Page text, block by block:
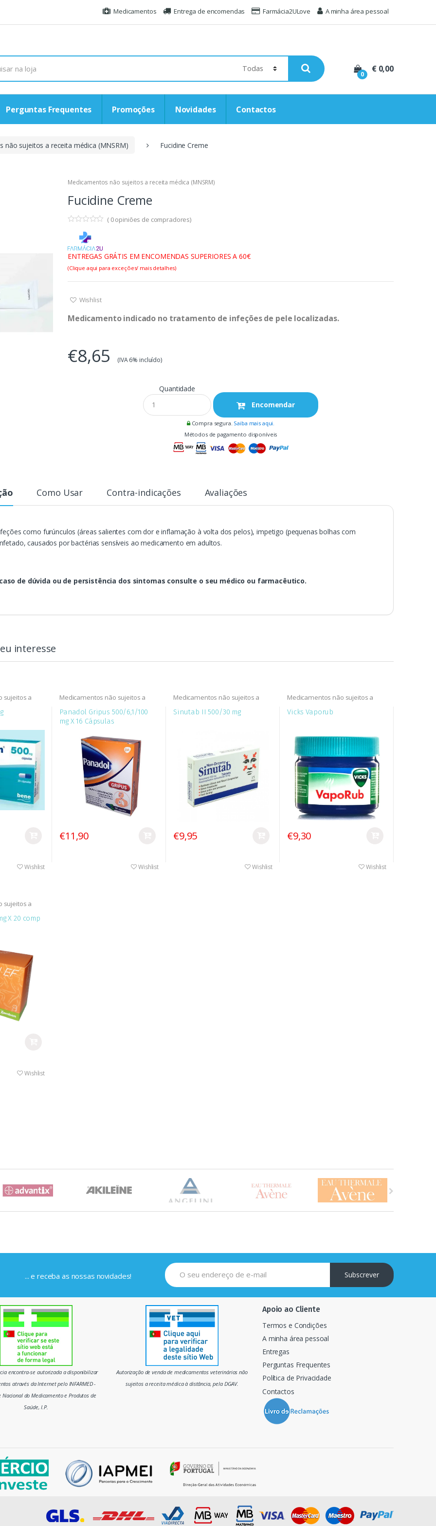
Medicamentos Entrega de encomendas Farmácia2ULove A minha área pessoal
0
€ 0,00
Perguntas Frequentes Promoções Novidades Contactos
não sujeitos a receita médica (MNSRM) Fucidine Creme
Medicamentos não sujeitos a receita médica (MNSRM)
Fucidine Creme
( 0opiniões de compradores)
ENTREGAS GRÁTIS EM ENCOMENDAS SUPERIORES A 60€
(Clique aqui para exceções/ mais detalhes)
Wishlist
Medicamento indicado no tratamento de infeções de pele localizadas.
€8,65 (IVA 6% incluído)
Quantidade
Encomendar
Compra segura. Saiba mais aqui.
Métodos de pagamento disponíveis
Como Usar Contra-indicações Avaliações
como furúnculos (áreas salientes com dor e inflamação à volta dos pelos), impetigo (pequenas bolhas com
causados por bactérias sensíveis ao medicamento em adultos.
de dúvida ou de persistência dos sintomas consulte o seu médico ou farmacêutico.
interesse
sujeitos a
Wishlist
Medicamentos não sujeitos a
receita médica (MNSRM)
Panadol Gripus 500/6,1/100
mg X 16 Cápsulas
€11,90
Wishlist
Medicamentos não sujeitos a
receita médica (MNSRM)
Sinutab II 500/30 mg
€9,95
Wishlist
Medicamentos não sujeitos a
receita médica (MNSRM)
Vicks Vaporub
€9,30
Wishlist
sujeitos a
X 20 comp
Wishlist
... e receba as nossas novidades! Subscrever
encontra-se autorizada a disponibilizar
através da Internet pelo INFARMED -
Nacional do Medicamento e Produtos de
Saúde, I.P.
Autorização de venda de medicamentos veterinários não
sujeitos a receita médica à distância, pela DGAV.
Apoio ao Cliente
Termos e Condições
A minha área pessoal
Entregas
Perguntas Frequentes
Política de Privacidade
Contactos